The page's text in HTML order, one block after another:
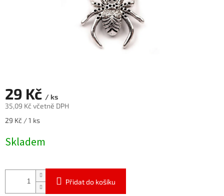
29 Kč / ks
35,09 Kč včetně DPH
Měrná
29 Kč / 1 ks
Skladem
Přidat do košíku